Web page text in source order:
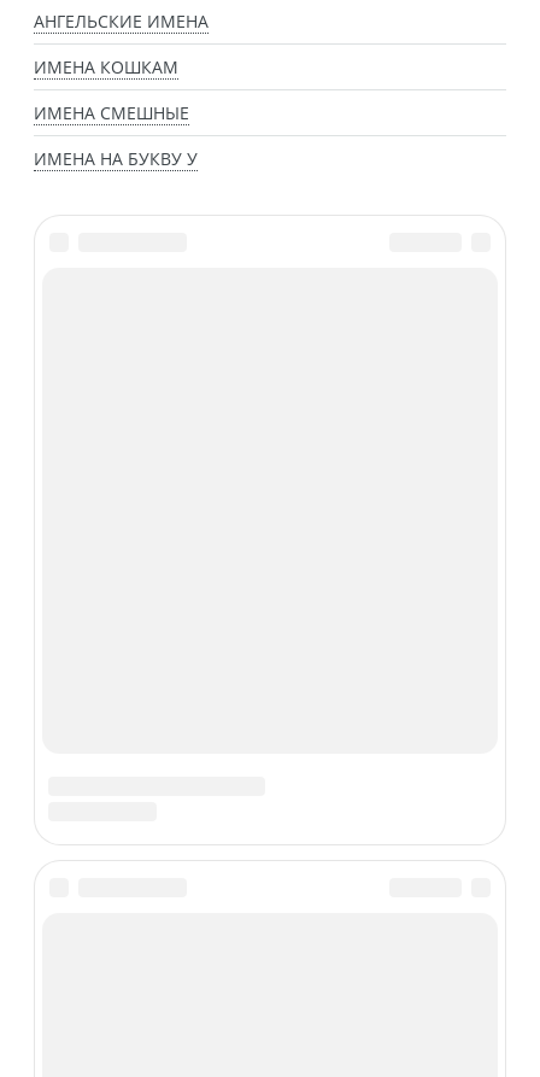
АНГЕЛЬСКИЕ ИМЕНА
ИМЕНА КОШКАМ
ИМЕНА СМЕШНЫЕ
ИМЕНА НА БУКВУ У